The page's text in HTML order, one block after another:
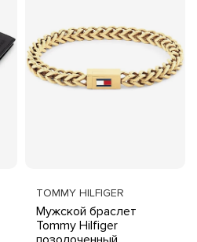
TOMMY HILFIGER
Мужской браслет
Tommy Hilfiger